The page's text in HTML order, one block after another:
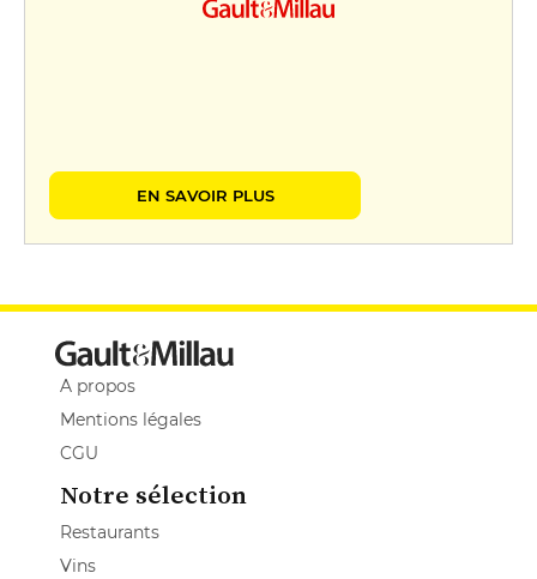
EN SAVOIR PLUS
A propos
Mentions légales
CGU
Notre sélection
Restaurants
Vins